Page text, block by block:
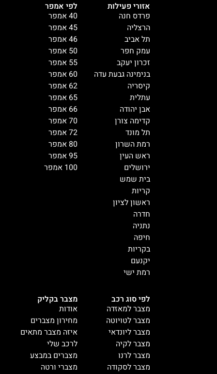
מצבר בקליק
אודות
מחירון מצברים
איזה מצבר מתאים
לרכב שלי
מצברים במבצע
מצברי ורטה
לפי סוג רכב
מצבר למאזדה
מצבר לטויוטה
מצבר ליונדאי
מצבר לקיה
מצבר לרנו
מצבר לסקודה
לפי אמפר
40 אמפר
45 אמפר
46 אמפר
50 אמפר
55 אמפר
60 אמפר
62 אמפר
65 אמפר
66 אמפר
70 אמפר
72 אמפר
80 אמפר
95 אמפר
100 אמפר
אזורי פעילות
פרדס חנה
הרצליה
תל אביב
עמק חפר
זכרון יעקב
בנימינה גבעת עדה
קיסריה
עתלית
אבן יהודה
קדימה צורן
תל מונד
רמת השרון
ראש העין
ירושלים
בית שמש
קריות
ראשון לציון
חדרה
נתניה
חיפה
בקריות
יקנעם
רמת ישי